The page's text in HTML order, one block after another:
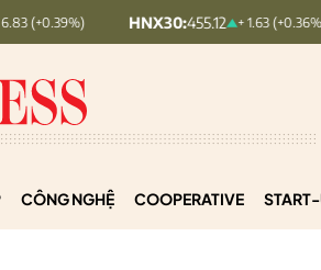
HNX30: 455.12 + 1.63 (+0.36%)
CÔNG NGHỆ COOPERATIVE